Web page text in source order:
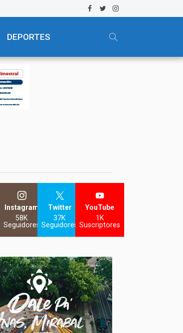
DEPORTES
Instagram
58K
Seguidores
Twitter
37K
Seguidores
YouTube
1K
Suscriptores